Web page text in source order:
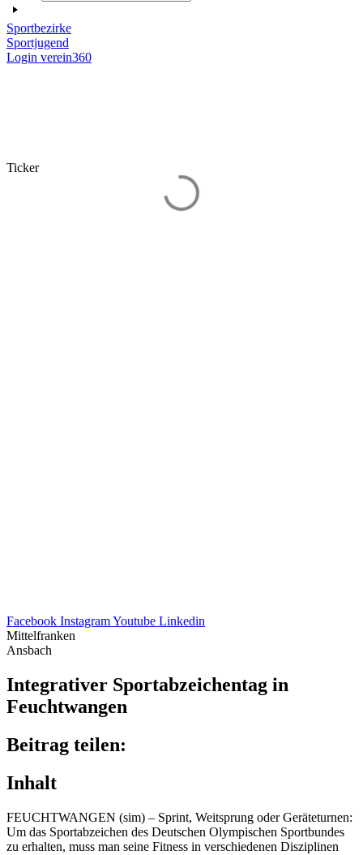
Sportbezirke
Sportjugend
Login verein360
Ticker
Facebook InstagramYoutube Linkedin
Mittelfranken
Ansbach
Inte­gra­ti­ver Sport­ab­zei­chen­tag in
Feuchtwangen
Beitrag teilen:
Inhalt
FEUCHT­WAN­GEN (sim) – Sprint, Weit­sprung oder Gerä­te­tur­nen:
Um das Sport­ab­zei­chen des Deut­schen Olym­pi­schen Sport­bun­des
zu erhal­ten, muss man seine Fitness in ver­schiedenen Diszi­pli­nen